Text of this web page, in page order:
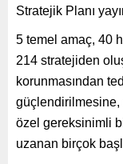
Stratejik Planı
5 temel amaç, 40
214 stratejiden
korunmasından
güçlendirilmesine,
özel gereksinimli
uzanan birçok